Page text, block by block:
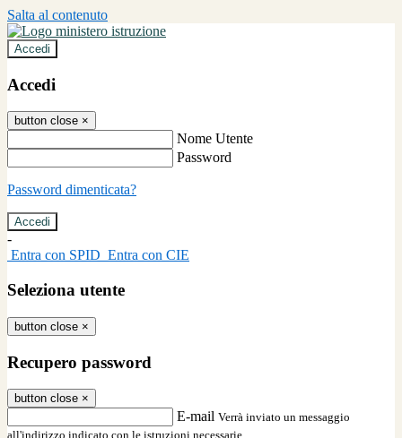
Salta al contenuto
Accedi
Accedi
button close ×
Nome Utente
Password
Password dimenticata?
-
Entra con SPID Entra con CIE
Seleziona utente
button close ×
Recupero password
button close ×
E-mail Verrà inviato un messaggio
all'indirizzo indicato con le istruzioni necessarie.